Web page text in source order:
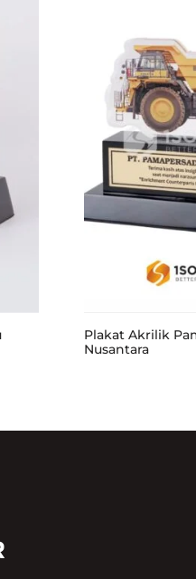
Plakat Akrilik
Nusantara